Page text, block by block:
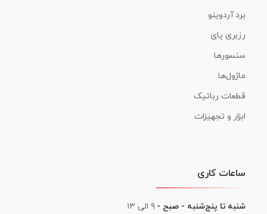
برد آردوینو
رزبری پای
سنسورها
ماژول‌ها
قطعات رباتیک
ابزار و تجهیزات
ساعات کاری
شنبه تا پنج‌شنبه - صبح - ۹ الی ۱۳